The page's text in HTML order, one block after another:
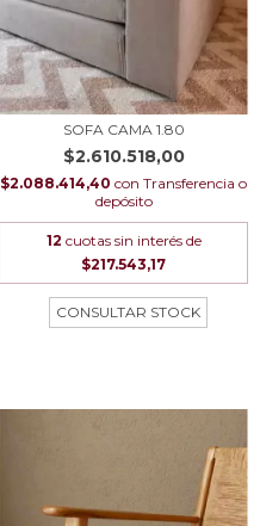
SOFA CAMA 1.80
$2.610.518,00
$2.088.414,40 con Transferencia o
depósito
12 cuotas sin interés de
$217.543,17